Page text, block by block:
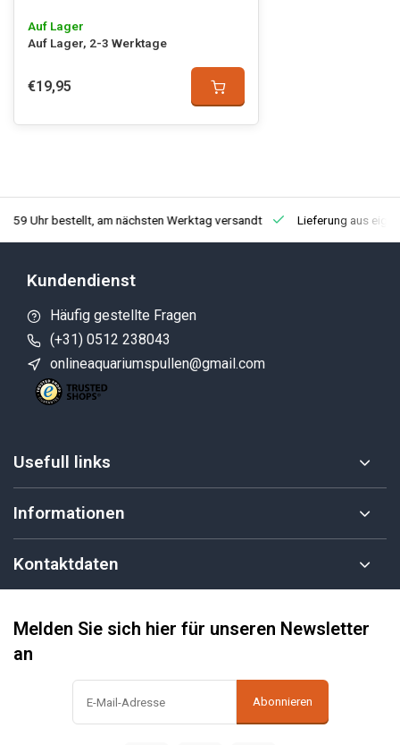
Auf Lager
Auf Lager, 2-3 Werktage
€19,95
Uhr bestellt, am nächsten Werktag versandt Lieferung aus
Kundendienst
Häufig gestellte Fragen
(+31) 0512 238043
onlineaquariumspullen@gmail.com
Usefull links
Informationen
Kontaktdaten
Melden Sie sich hier für unseren Newsletter
an
Abonnieren